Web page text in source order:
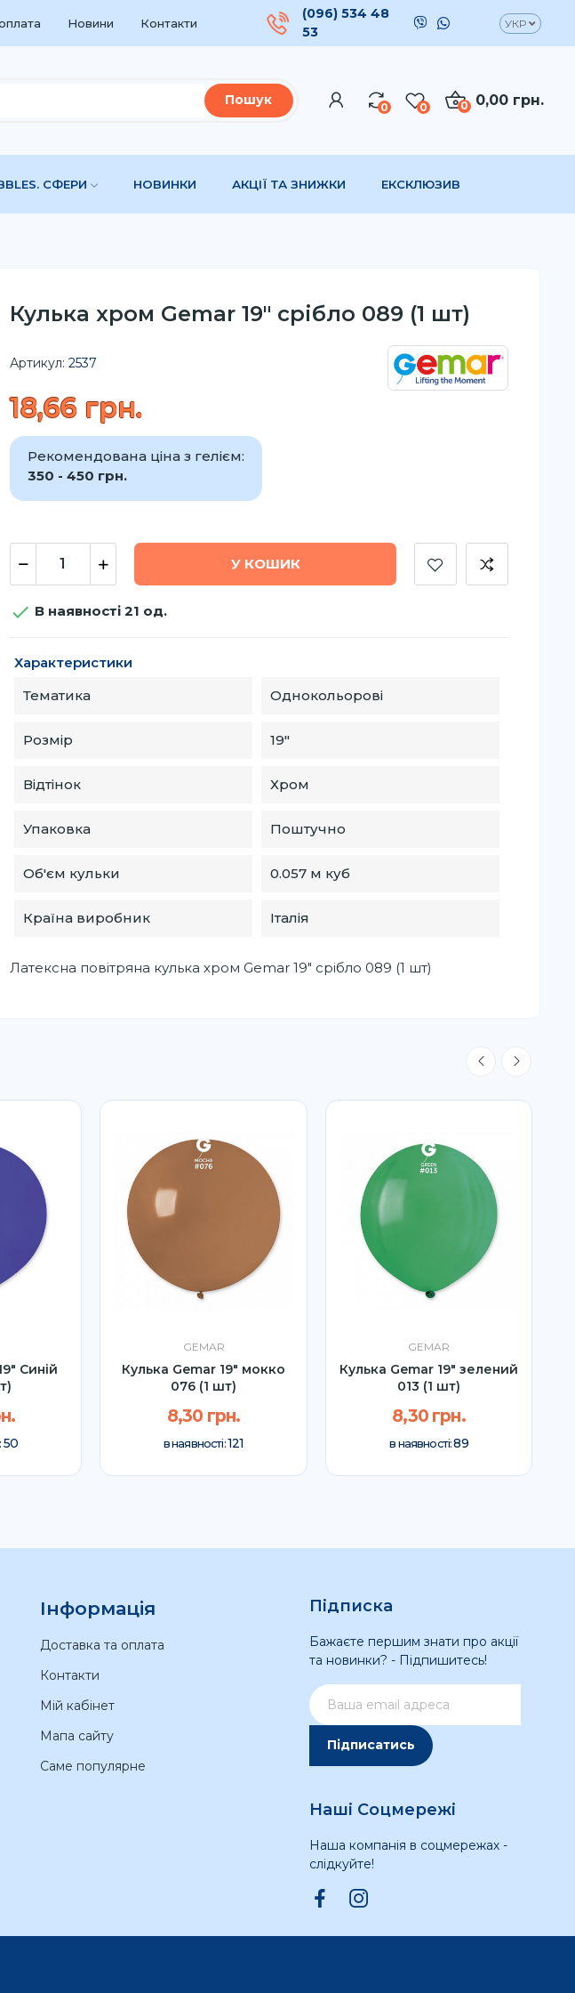
Новини Контакти
(096) 534 48
53
УКР
Пошук 0 0 0,00 грн.
0
СФЕРИ НОВИНКИ АКЦІЇ ТА ЗНИЖКИ ЕКСКЛЮЗИВ
Кулька хром Gemar 19" срібло 089 (1 шт)
Артикул: 2537
18,66 грн.
Рекомендована ціна з гелієм:
350 - 450 грн.
У КОШИК
 В наявності 21 од.
Характеристики
Тематика
Однокольорові
Розмір 19″
Відтінок Хром
Упаковка Поштучно
Об'єм кульки 0.057 м куб
Країна виробник Італія
Латексна повітряна кулька хром Gemar 19" срібло 089 (1 шт)
Синій
50
GEMAR
Кулька Gemar 19″ мокко
076 (1 шт)
8,30 грн.
в наявності:121
GEMAR
Кулька Gemar 19" зелений
013 (1 шт)
8,30 грн.
в наявності:89
Інформація
Доставка та оплата
Контакти
Мій кабінет
Мапа сайту
Саме популярне
Підписка
Бажаєте першим знати про акції
та новинки? - Підпишитесь!
Підписатись
Наші Соцмережі
Наша компанія в соцмережах -
слідкуйте!